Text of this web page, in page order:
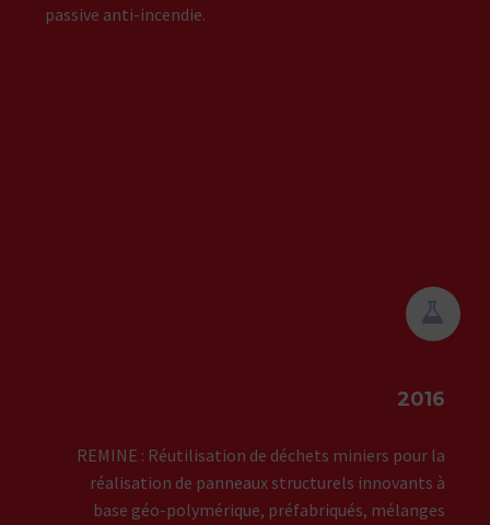
passive anti-incendie.
2016
REMINE : Réutilisation de déchets miniers pour la
réalisation de panneaux structurels innovants à
base géo-polymérique, préfabriqués, mélanges

